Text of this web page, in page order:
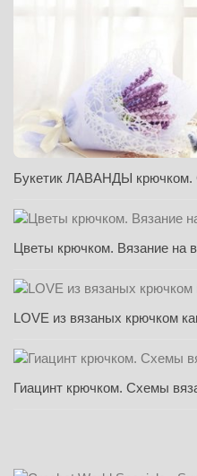
Букетик ЛАВАНДЫ крючком.
Цветы крючком. Вязание на
LOVE из вязаных крючком
Гиацинт крючком. Схемы